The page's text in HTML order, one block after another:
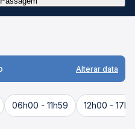
Alterar data
06h00 - 11h59 12h00 -